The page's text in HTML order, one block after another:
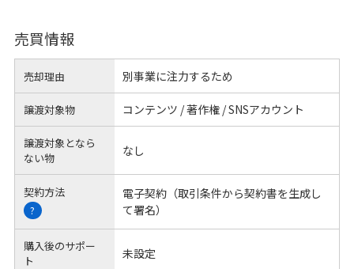
売買情報
売却理由 別事業に注力するため
譲渡対象物 コンテンツ / 著作権 / SNSアカウント
譲渡対象となら
ない物
なし
契約方法
?
電子契約（取引条件から契約書を生成し
て署名）
購入後のサポー
ト
未設定